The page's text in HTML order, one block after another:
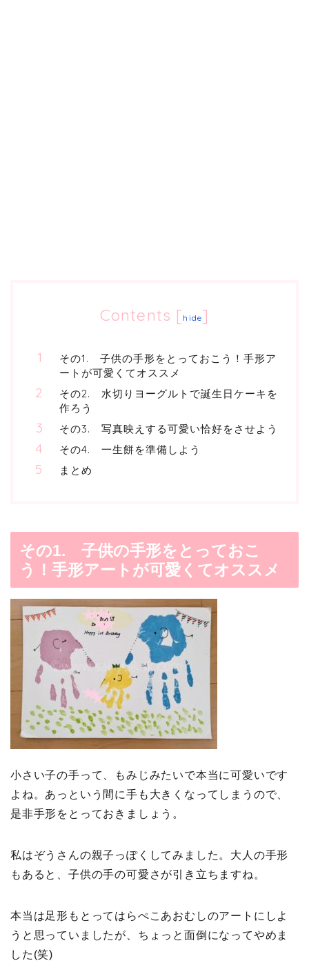
Contents [ hide]
その1. 子供の手形をとっておこう！手形ア
ートが可愛くてオススメ
その2. 水切りヨーグルトで誕生日ケーキを
作ろう
その3. 写真映えする可愛い恰好をさせよう
その4. 一生餅を準備しよう
まとめ
その1. 子供の手形をとっておこ
う！手形アートが可愛くてオススメ
小さい子の手って、もみじみたいで本当に可愛いです
よね。あっという間に手も大きくなってしまうので、
是非手形をとっておきましょう。
私はぞうさんの親子っぽくしてみました。大人の手形
もあると、子供の手の可愛さが引き立ちますね。
本当は足形もとってはらぺこあおむしのアートにしよ
うと思っていましたが、ちょっと面倒になってやめま
した(笑)